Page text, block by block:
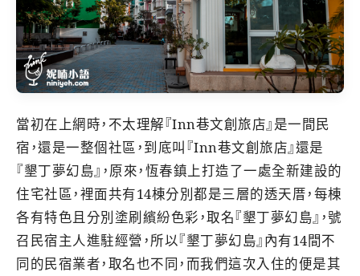
當初在上網時，不太理解『Inn巷文創旅店』是一間民
宿，還是一整個社區，到底叫『Inn巷文創旅店』還是
『墾丁夢幻島』，原來，恆春鎮上打造了一處全新建設的
住宅社區，裡面共有14棟分別都是三層的透天厝，每棟
各有特色且分別塗刷繽紛色彩，取名『墾丁夢幻島』，號
召民宿主人進駐經營，所以『墾丁夢幻島』內有14間不
同的民宿業者，取名也不同，而我們這次入住的便是其